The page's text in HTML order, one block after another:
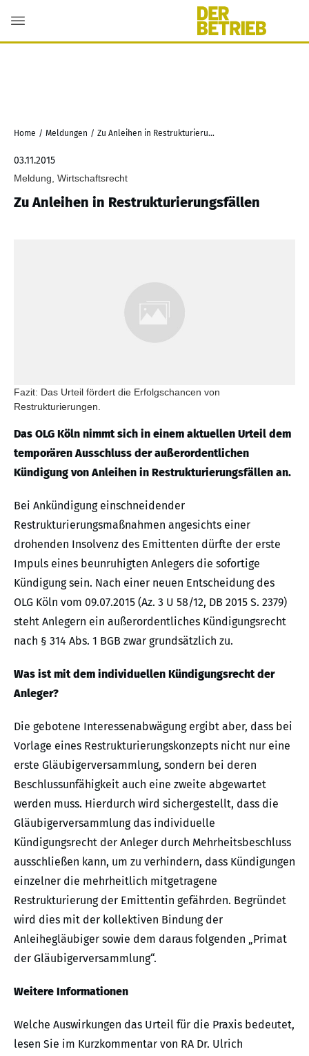
Home / Meldungen / Zu Anleihen in Restrukturierungsfällen
03.11.2015
Meldung, Wirtschaftsrecht
Zu Anleihen in Restrukturierungsfällen
Fazit: Das Urteil fördert die Erfolgschancen von
Restrukturierungen.
Das OLG Köln nimmt sich in einem aktuellen Urteil dem
temporären Ausschluss der außerordentlichen
Kündigung von Anleihen in Restrukturierungsfällen an.
Bei Ankündigung einschneidender
Restrukturierungsmaßnahmen angesichts einer
drohenden Insolvenz des Emittenten dürfte der erste
Impuls eines beunruhigten Anlegers die sofortige
Kündigung sein. Nach einer neuen Entscheidung des
OLG Köln vom 09.07.2015 (Az. 3 U 58/12, DB 2015 S. 2379)
steht Anlegern ein außerordentliches Kündigungsrecht
nach § 314 Abs. 1 BGB zwar grundsätzlich zu.
Was ist mit dem individuellen Kündigungsrecht der
Anleger?
Die gebotene Interessenabwägung ergibt aber, dass bei
Vorlage eines Restrukturierungskonzepts nicht nur eine
erste Gläubigerversammlung, sondern bei deren
Beschlussunfähigkeit auch eine zweite abgewartet
werden muss. Hierdurch wird sichergestellt, dass die
Gläubigerversammlung das individuelle
Kündigungsrecht der Anleger durch Mehrheitsbeschluss
ausschließen kann, um zu verhindern, dass Kündigungen
einzelner die mehrheitlich mitgetragene
Restrukturierung der Emittentin gefährden. Begründet
wird dies mit der kollektiven Bindung der
Anleihegläubiger sowie dem daraus folgenden „Primat
der Gläubigerversammlung“.
Weitere Informationen
Welche Auswirkungen das Urteil für die Praxis bedeutet,
lesen Sie im Kurzkommentar von RA Dr. Ulrich